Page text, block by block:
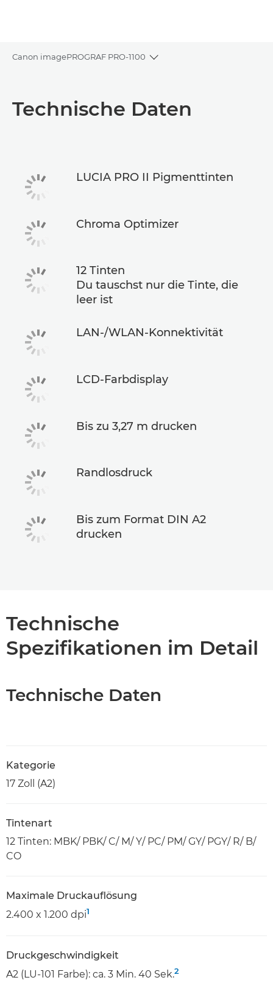
Canon imagePROGRAF PRO-1100
Toggle breadcrumbs
Technische Daten
Technische Daten
LUCIA PRO II Pigmenttinten
Chroma Optimizer
12 Tinten
Du tauschst nur die Tinte, die
leer ist
LAN-/WLAN-Konnektivität
LCD-Farbdisplay
Bis zu 3,27 m drucken
Randlosdruck
Bis zum Format DIN A2
drucken
Technische
Spezifikationen im Detail
Technische Daten
Kategorie
17 Zoll (A2)
Tintenart
12 Tinten: MBK/ PBK/ C/ M/ Y/ PC/ PM/ GY/ PGY/ R/ B/
CO
Maximale Druckauflösung
2.400 x 1.200 dpi1
Druckgeschwindigkeit
A2 (LU-101 Farbe): ca. 3 Min. 40 Sek.2